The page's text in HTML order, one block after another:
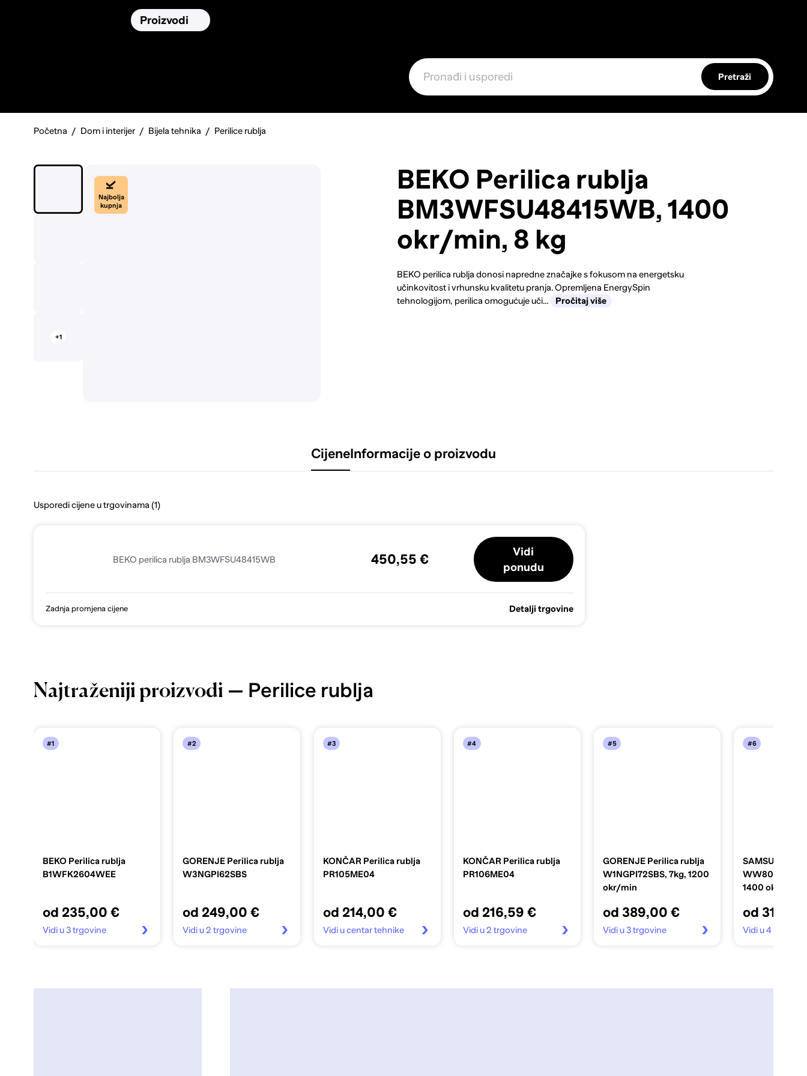
Proizvodi
Pretraži
Početna Dom i interijer Bijela tehnika Perilice rublja
+1
Najbolja
kupnja
BEKO Perilica rublja
BM3WFSU48415WB, 1400
okr/min, 8 kg
BEKO perilica rublja donosi napredne značajke s fokusom na energetsku
učinkovitost i vrhunsku kvalitetu pranja. Opremljena EnergySpin
tehnologijom, perilica omogućuje uči...
Pročitaj više
CijeneInformacije o proizvodu
Usporedi cijene u trgovinama (1)
BEKO perilica rublja BM3WFSU48415WB 450,55 €
Vidi
ponudu
Zadnja promjena cijene Detalji trgovine
Najtraženiji proizvodi — Perilice rublja
#1
BEKO Perilica rublja
B1WFK2604WEE
od 235,00 €
Vidi u 3 trgovine
#2
GORENJE Perilica rublja
W3NGPI62SBS
od 249,00 €
Vidi u 2 trgovine
#3
KONČAR Perilica rublja
PR105ME04
od 214,00 €
Vidi u centar tehnike
#4
KONČAR Perilica rublja
PR106ME04
od 216,59 €
Vidi u 2 trgovine
#5
GORENJE Perilica rublja
W1NGPI72SBS, 7kg, 1200
okr/min
od 389,00 €
Vidi u 3 trgovine
#6
SAMSUNG
1400 okr/min,
od
Vidi u 4 trgovine